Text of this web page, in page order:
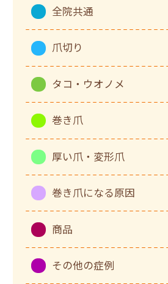
全院共通
爪切り
タコ・ウオノメ
巻き爪
厚い爪・変形爪
巻き爪になる原因
商品
その他の症例